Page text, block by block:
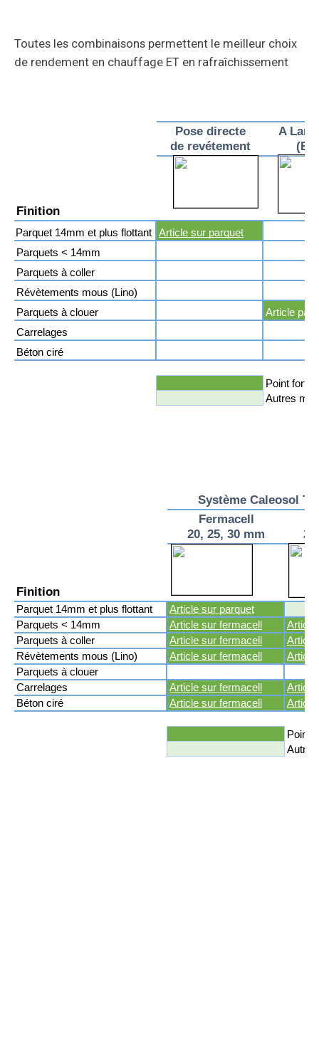
Toutes les combinaisons permettent le meilleur choix
de rendement en chauffage ET en rafraîchissement